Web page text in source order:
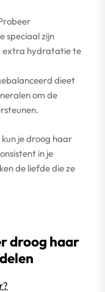
speciaal zijn
extra hydratatie te
dieet
om de
je droog haar
in je
de liefde die ze
droog haar